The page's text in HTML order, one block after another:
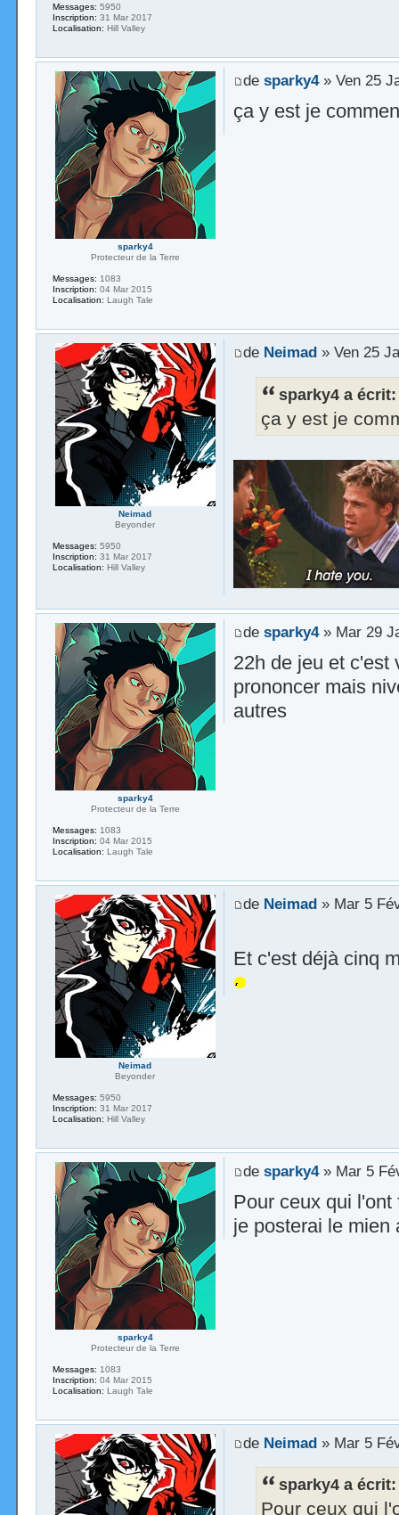
Messages: 5950
Inscription: 31 Mar 2017
Localisation: Hill Valley
de sparky4» Ven 25
ça y est je
sparky4
Protecteur de la Terre
Messages: 1083
Inscription: 04 Mar 2015
Localisation: Laugh Tale
de Neimad » Ven 25
sparky4 a écrit:
ça y est je
Neimad
Beyonder
Messages: 5950
Inscription: 31 Mar 2017
Localisation: Hill Valley
de sparky4» Mar 29
22h de jeu et
prononcer mais
autres
sparky4
Protecteur de la Terre
Messages: 1083
Inscription: 04 Mar 2015
Localisation: Laugh Tale
de Neimad» Mar 5
Et c'est déjà cinq
Neimad
Beyonder
Messages: 5950
Inscription: 31 Mar 2017
Localisation: Hill Valley
de sparky4» Mar 5
Pour ceux qui
je posterai le mien
sparky4
Protecteur de la Terre
Messages: 1083
Inscription: 04 Mar 2015
Localisation: Laugh Tale
de Neimad» Mar 5
sparky4 a écrit:
Pour ceux qui